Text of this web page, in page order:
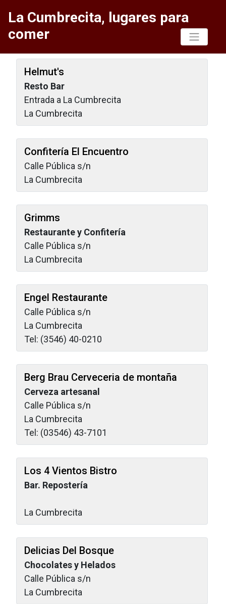
La Cumbrecita, lugares para
comer
Helmut's
Resto Bar
Entrada a La Cumbrecita
La Cumbrecita
Confitería El Encuentro
Calle Pública s/n
La Cumbrecita
Grimms
Restaurante y Confitería
Calle Pública s/n
La Cumbrecita
Engel Restaurante
Calle Pública s/n
La Cumbrecita
Tel: (3546) 40-0210
Berg Brau Cerveceria de montaña
Cerveza artesanal
Calle Pública s/n
La Cumbrecita
Tel: (03546) 43-7101
Los 4 Vientos Bistro
Bar. Repostería
La Cumbrecita
Delicias Del Bosque
Chocolates y Helados
Calle Pública s/n
La Cumbrecita